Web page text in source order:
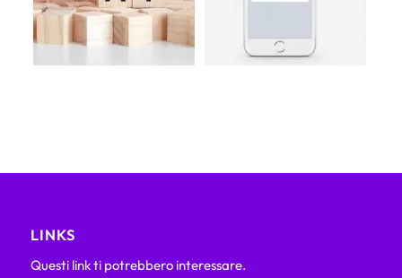
LINKS
Questi link ti potrebbero interessare.